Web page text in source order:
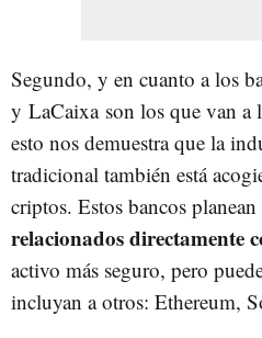
Segundo, y en cuanto a los
y LaCaixason los que van a
esto nos demuestra que la
tradicional también está
criptos. Estos bancos planean
relacionados directamente
activo más seguro, pero
incluyan a otros: Ethereum,